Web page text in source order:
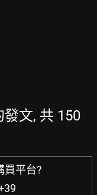
文, 共 150
買平台?